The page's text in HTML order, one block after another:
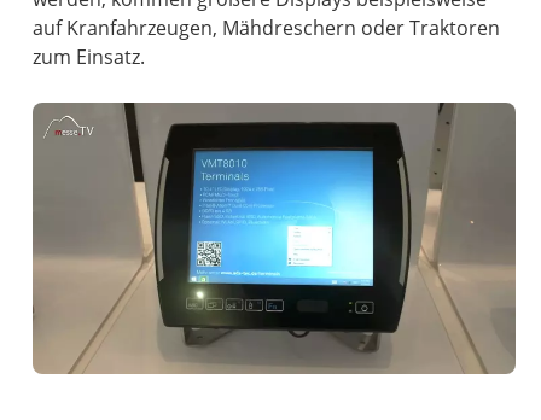
auf Kranfahrzeugen, Mähdreschern oder Traktoren
zum Einsatz.